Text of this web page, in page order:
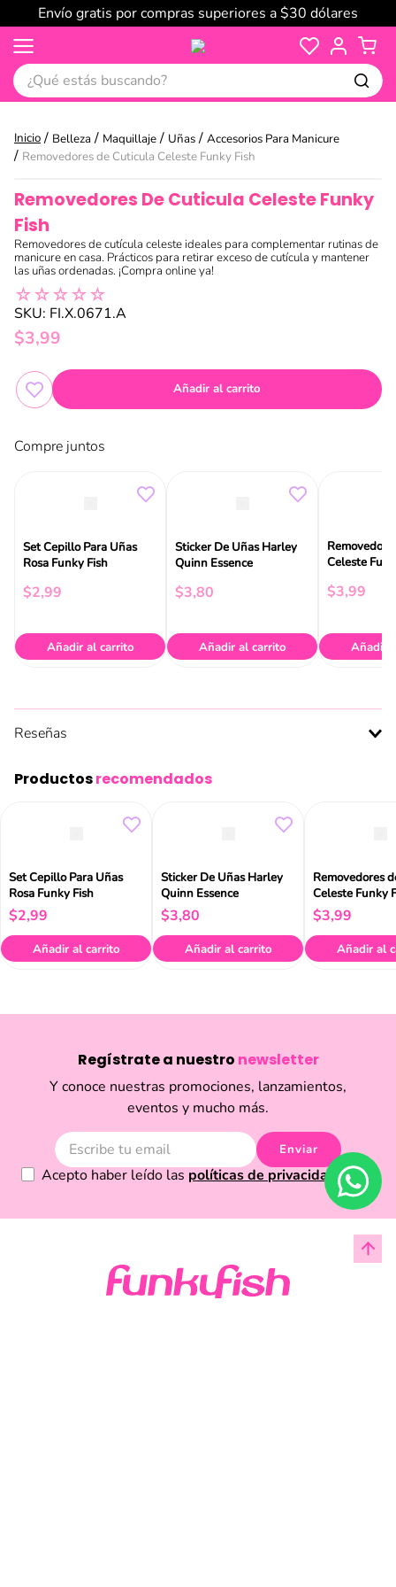
Envío gratis por compras superiores a $30 dólares
¿Qué estás buscando?
Belleza Maquillaje Uñas
Accesorios Para Manicure
Removedores de Cuticula Celeste Funky Fish
Removedores De Cuticula Celeste Funky
Fish
Removedores de cutícula celeste ideales para complementar rutinas de
manicure en casa. Prácticos para retirar exceso de cutícula y mantener
las uñas ordenadas. ¡Compra online ya!
☆☆☆☆☆
SKU: FI.X.0671.A
$3,99
Añadir al carrito
Compre juntos
Set Cepillo Para Uñas
Rosa Funky Fish
$2,99
Añadir al carrito
Sticker De Uñas Harley
Quinn Essence
$3,80
Añadir al carrito
Celeste
$3,99
Añadir
Reseñas
Productosrecomendados
Set Cepillo Para Uñas
Rosa Funky Fish
$2,99
Añadir al carrito
Sticker De Uñas Harley
Quinn Essence
$3,80
Añadir al carrito
Removedores
Celeste Funky
$3,99
Añadir al
Regístrate a nuestro newsletter
Y conoce nuestras promociones, lanzamientos,
eventos y mucho más.
Enviar
Acepto haber leído las políticas de privacidad.